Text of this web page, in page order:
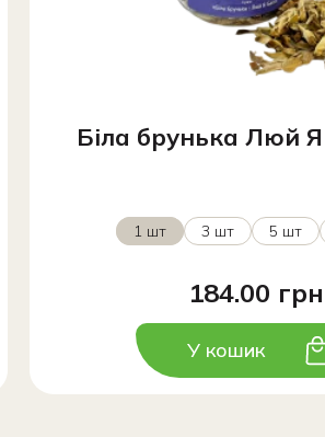
Біла брунька Люй
1 шт 3 шт 5 шт
184.00 грн
У кошик